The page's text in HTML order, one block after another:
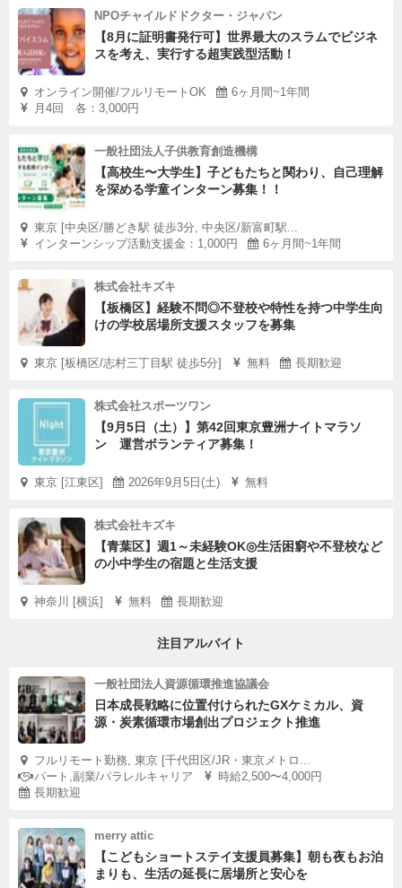
NPOチャイルドドクター・ジャパン
【8月に証明書発行可】世界最大のスラムでビジネ
スを考え、実行する超実践型活動！
オンライン開催/フルリモートOK
6ヶ月間~1年間
月4回 各：3,000円
一般社団法人子供教育創造機構
【高校生〜大学生】子どもたちと関わり、自己理解
を深める学童インターン募集！！
東京 [中央区/勝どき駅 徒歩3分, 中央区/新富町駅...
インターンシップ活動支援金：1,000円
6ヶ月間~1年間
株式会社キズキ
【板橋区】経験不問◎不登校や特性を持つ中学生向
けの学校居場所支援スタッフを募集
東京 [板橋区/志村三丁目駅 徒歩5分] 無料 長期歓迎
株式会社スポーツワン
【9月5日（土）】第42回東京豊洲ナイトマラソ
ン 運営ボランティア募集！
東京 [江東区] 2026年9月5日(土) 無料
株式会社キズキ
【青葉区】週1～未経験OK◎生活困窮や不登校など
の小中学生の宿題と生活支援
神奈川 [横浜] 無料 長期歓迎
注目アルバイト
一般社団法人資源循環推進協議会
日本成長戦略に位置付けられたGXケミカル、資
源・炭素循環市場創出プロジェクト推進
フルリモート勤務, 東京 [千代田区/JR・東京メトロ...
パート,副業/パラレルキャリア
時給2,500〜4,000円
長期歓迎
merry attic
【こどもショートステイ支援員募集】朝も夜もお泊
まりも、生活の延長に居場所と安心を